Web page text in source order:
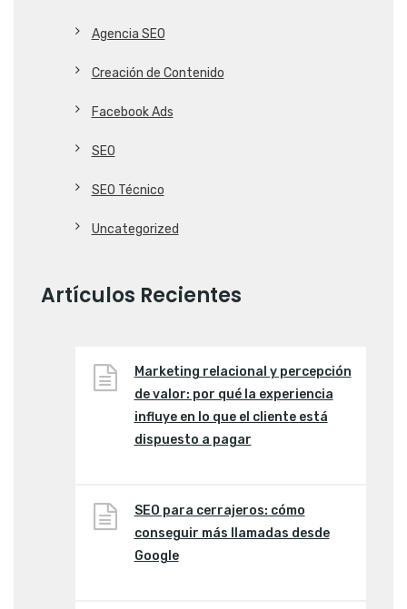
Agencia SEO
Creación de Contenido
Facebook Ads
SEO
SEO Técnico
Uncategorized
Artículos Recientes
Marketing relacional y percepción
de valor: por qué la experiencia
influye en lo que el cliente está
dispuesto a pagar
SEO para cerrajeros: cómo
conseguir más llamadas desde
Google